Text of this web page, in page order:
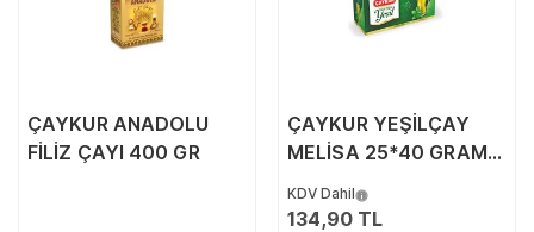
ÇAYKUR ANADOLU
FİLİZ ÇAYI 400 GR
ÇAYKUR YEŞİLÇAY
MELİSA 25*40 GRAM
KDV Dahil
134,90 TL